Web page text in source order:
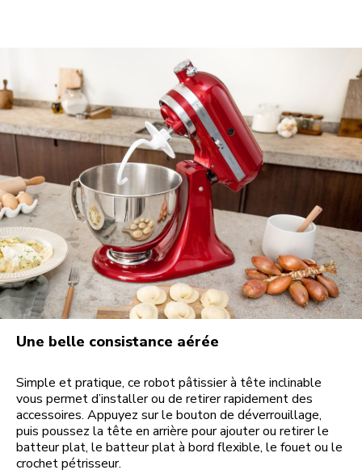
Une belle consistance aérée
Simple et pratique, ce robot pâtissier à tête inclinable
vous permet d’installer ou de retirer rapidement des
accessoires. Appuyez sur le bouton de déverrouillage,
puis poussez la tête en arrière pour ajouter ou retirer le
batteur plat, le batteur plat à bord flexible, le fouet ou le
crochet pétrisseur.